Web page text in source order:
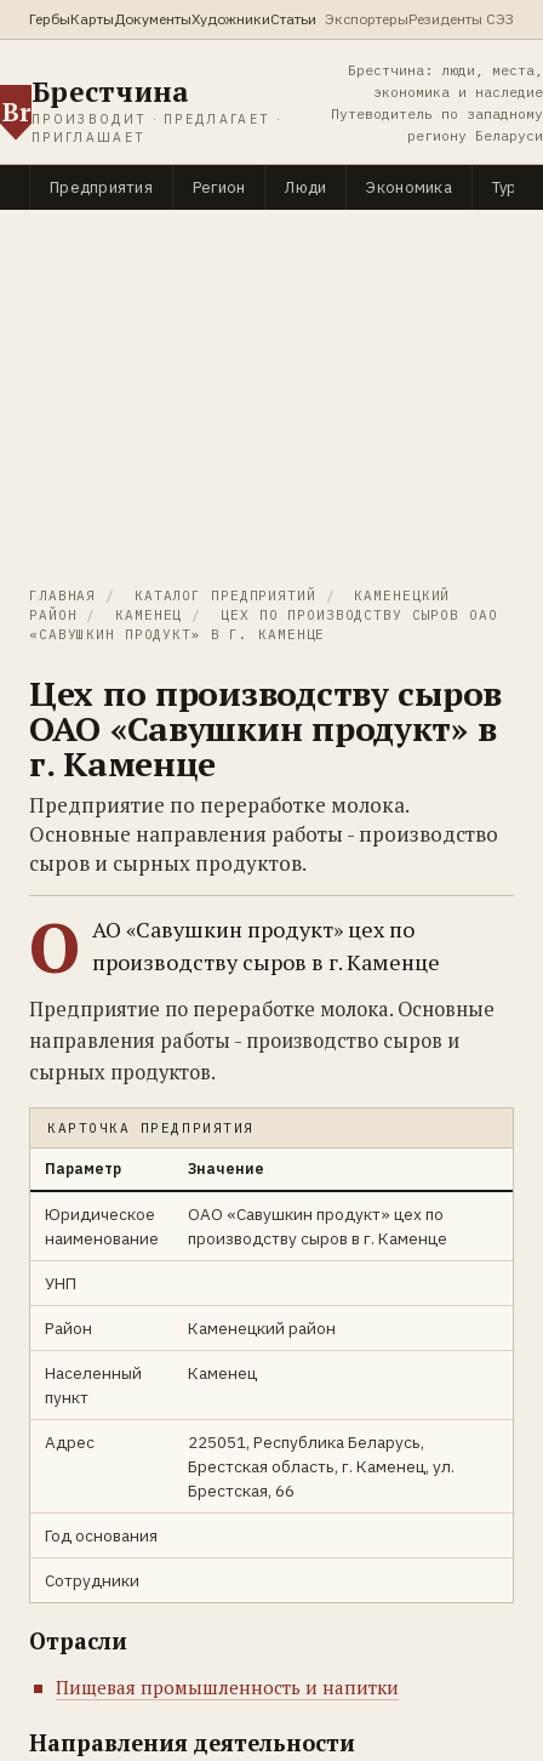
ГербыКартыДокументыХудожникиСтатьи ЭкспортерыРезиденты СЭЗ
Br
Брестчина
ПРОИЗВОДИТ · ПРЕДЛАГАЕТ ·
ПРИГЛАШАЕТ
Брестчина: люди, места,
экономика и наследие
Путеводитель по западному
региону Беларуси
Предприятия Регион Люди Экономика
ГЛАВНАЯ / КАТАЛОГ ПРЕДПРИЯТИЙ /
КАМЕНЕЦКИЙ
РАЙОН
/ КАМЕНЕЦ /
ЦЕХ ПО ПРОИЗВОДСТВУ СЫРОВ ОАО
«САВУШКИН ПРОДУКТ» В Г. КАМЕНЦЕ
Цех по производству сыров
ОАО «Савушкин продукт» в
г. Каменце
Предприятие по переработке молока.
Основные направления работы - производство
сыров и сырных продуктов.
О АО «Савушкин продукт» цех по
производству сыров в г. Каменце
Предприятие по переработке молока. Основные
направления работы - производство сыров и
сырных продуктов.
КАРТОЧКА ПРЕДПРИЯТИЯ
Параметр Значение
Юридическое
наименование
ОАО «Савушкин продукт» цех по
производству сыров в г. Каменце
УНП
Район Каменецкий район
Населенный
пункт
Каменец
Адрес
225051, Республика Беларусь,
Брестская область, г. Каменец, ул.
Брестская, 66
Год основания
Сотрудники
Отрасли
Пищевая промышленность и напитки
Направления деятельности